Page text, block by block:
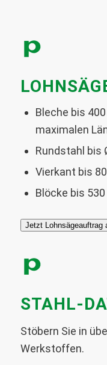
Bleche bis
maximalen
Rundstahl bis
Vierkant bis
Blöcke bis
Jetzt Lohnsägeauftrag
STAHL-
Stöbern Sie in
Werkstoffen.